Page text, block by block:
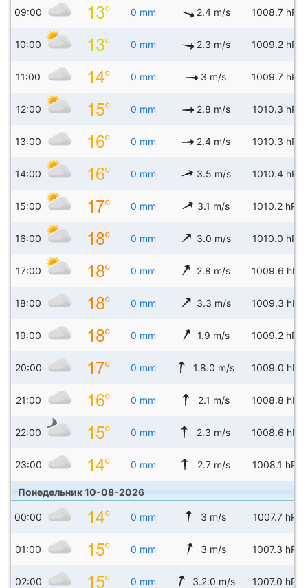
09:00 0 mm 2.4 m/s 1008.7 hPa
10:00 0 mm 2.3 m/s 1009.2 hPa
11:00 0 mm 3 m/s 1009.7 hPa
12:00 0 mm 2.8 m/s 1010.3 hPa
13:00 0 mm 2.4 m/s 1010.3 hPa
14:00 0 mm 3.5 m/s 1010.4 hPa
15:00 0 mm 3.1 m/s 1010.2 hPa
16:00 0 mm 3.0 m/s 1010.0 hPa
17:00 0 mm 2.8 m/s 1009.6 hPa
18:00 0 mm 3.3 m/s 1009.3 hPa
19:00 0 mm 1.9 m/s 1009.2 hPa
20:00 0 mm 1.8.0 m/s 1009.0 hPa
21:00 0 mm 2.1 m/s 1008.8 hPa
22:00 0 mm 2.3 m/s 1008.6 hPa
23:00 0 mm 2.7 m/s 1008.1 hPa
Понедельник 10-08-2026
00:00 0 mm 3 m/s 1007.7 hPa
01:00 0 mm 3 m/s 1007.3 hPa
02:00 0 mm 3.2.0 m/s 1007.0 hPa